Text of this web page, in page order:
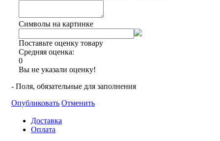
Символы на картинке
Поставьте оценку товару
Средняя оценка:
0
Вы не указали оценку!
- Поля, обязательные для заполнения
Опубликовать Отменить
Доставка
Оплата